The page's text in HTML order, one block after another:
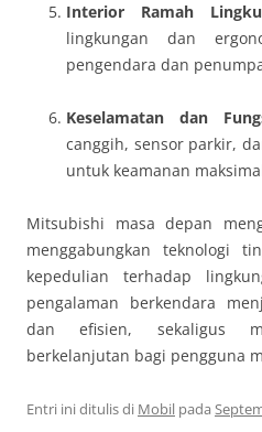
Interior Ramah
lingkungan dan
pengendara dan
Keselamatan dan
canggih, sensor parkir,
untuk keamanan
Mitsubishi masa depan
menggabungkan teknologi
kepedulian terhadap
pengalaman berkendara
dan efisien, sekaligus
berkelanjutan bagi pengguna
Entri ini ditulis di Mobil pada